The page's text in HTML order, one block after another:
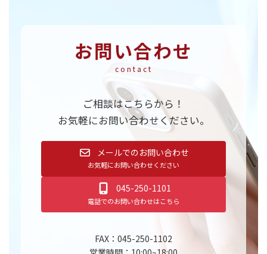
お問い合わせ
contact
ご相談はこちらから！
お気軽にお問い合わせください。
メールでのお問い合わせ
お気軽にお問い合わせください
045-250-1101
電話でのお問い合わせはこちら
FAX：045-250-1102